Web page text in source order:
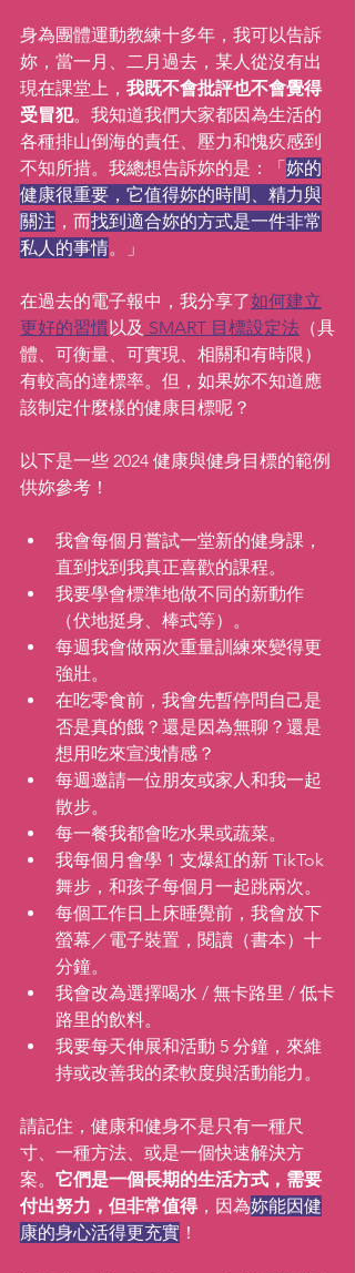
身為團體運動教練十多年，我可以告訴
妳，當一月、二月過去，某人從沒有出
現在課堂上， 我既不會批評也不會覺得
受冒犯。我知道我們大家都因為生活的
各種排山倒海的責任、壓力和愧疚感到
不知所措。我總想告訴妳的是：「妳的
健康很重要，它值得妳的時間、精力與
關注 ，而找到適合妳的方式是一件非常
私人的事情。」
在過去的電子報中，我分享了如何建立
更好的習慣以及 SMART 目標設定法 （具
體、可衡量、可實現、相關和有時限）
有較高的達標率。但，如果妳不知道應
該制定什麼樣的健康目標呢？
以下是一些 2024 健康與健身目標的範例
供妳參考！
我會每個月嘗試一堂新的健身課，
直到找到我真正喜歡的課程。
我要學會標準地做不同的新動作
（伏地挺身、棒式等）。
每週我會做兩次重量訓練來變得更
強壯。
在吃零食前，我會先暫停問自己是
否是真的餓？還是因為無聊？還是
想用吃來宣洩情感？
每週邀請一位朋友或家人和我一起
散步。
每一餐我都會吃水果或蔬菜。
我每個月會學 1 支爆紅的新 TikTok
舞步，和孩子每個月一起跳兩次。
每個工作日上床睡覺前，我會放下
螢幕／電子裝置，閱讀（書本）十
分鐘。
我會改為選擇喝水 / 無卡路里 / 低卡
路里的飲料。
我要每天伸展和活動 5 分鐘，來維
持或改善我的柔軟度與活動能力。
請記住，健康和健身不是只有一種尺
寸、一種方法、或是一個快速解決方
案。 它們是一個長期的生活方式，需要
付出努力，但非常值得，因為妳能因健
康的身心活得更充實 ！